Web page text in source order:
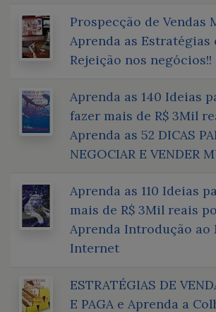
Prospecção de Vendas
Aprenda as Estratégias
Rejeição nos negócios!!
Aprenda as 140 Ideias
fazer mais de R$ 3Mil
Aprenda as 52 DICAS
NEGOCIAR E VENDER
Aprenda as 110 Ideias
mais de R$ 3Mil reais
Aprenda Introdução ao
Internet
ESTRATÉGIAS DE
E PAGA e Aprenda a